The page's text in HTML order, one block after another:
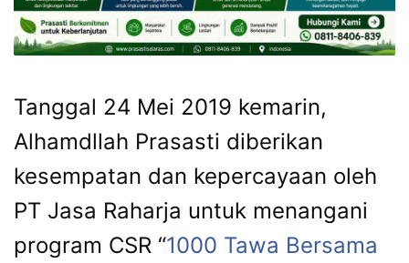
Tanggal 24 Mei 2019 kemarin,
Alhamdllah Prasasti diberikan
kesempatan dan kepercayaan oleh
PT Jasa Raharja untuk menangani
program CSR “1000 Tawa Bersama